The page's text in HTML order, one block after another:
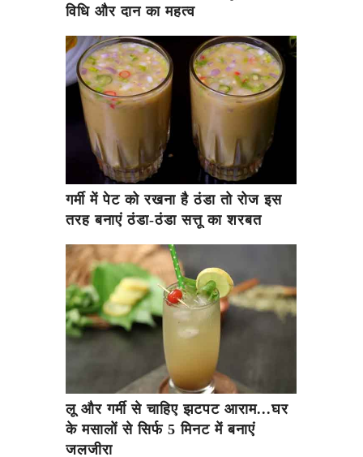
विधि और दान का महत्व
गर्मी में पेट को रखना है ठंडा तो रोज इस
तरह बनाएं ठंडा-ठंडा सत्तू का शरबत
लू और गर्मी से चाहिए झटपट आराम...घर
के मसालों से सिर्फ 5 मिनट में बनाएं
जलजीरा